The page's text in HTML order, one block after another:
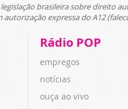
brasileira sobre direito
expressa do A12
Rádio POP
empregos
notícias
ouça ao vivo